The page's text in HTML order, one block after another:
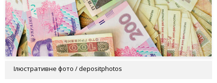
Ілюстративне фото / depositphotos